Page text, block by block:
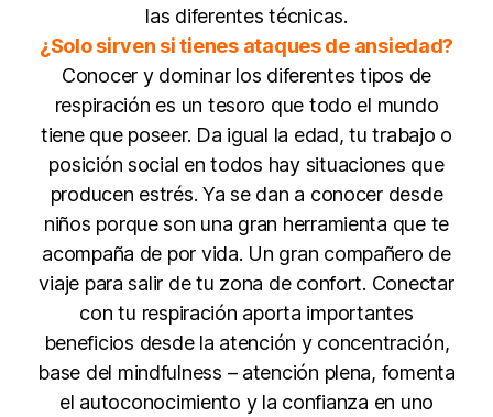
las diferentes técnicas.
¿Solo sirven si tienes ataques de ansiedad?
Conocer y dominar los diferentes tipos de
respiración es un tesoro que todo el mundo
tiene que poseer. Da igual la edad, tu trabajo o
posición social en todos hay situaciones que
producen estrés. Ya se dan a conocer desde
niños porque son una gran herramienta que te
acompaña de por vida. Un gran compañero de
viaje para salir de tu zona de confort. Conectar
con tu respiración aporta importantes
beneficios desde la atención y concentración,
base del mindfulness – atención plena, fomenta
el autoconocimiento y la confianza en uno